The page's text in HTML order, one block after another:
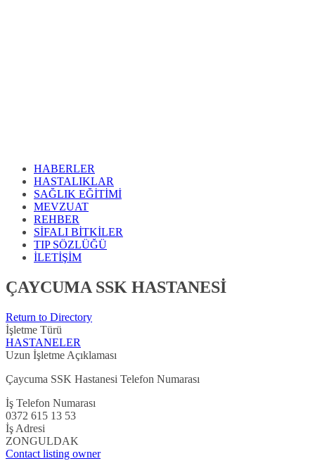
HABERLER
HASTALIKLAR
SAĞLIK EĞİTİMİ
MEVZUAT
REHBER
SİFALI BİTKİLER
TIP SÖZLÜĞÜ
İLETİŞİM
ÇAYCUMA SSK HASTANESİ
Return to Directory
İşletme Türü
HASTANELER
Uzun İşletme Açıklaması
Çaycuma SSK Hastanesi Telefon Numarası
İş Telefon Numarası
0372 615 13 53
İş Adresi
ZONGULDAK
Contact listing owner